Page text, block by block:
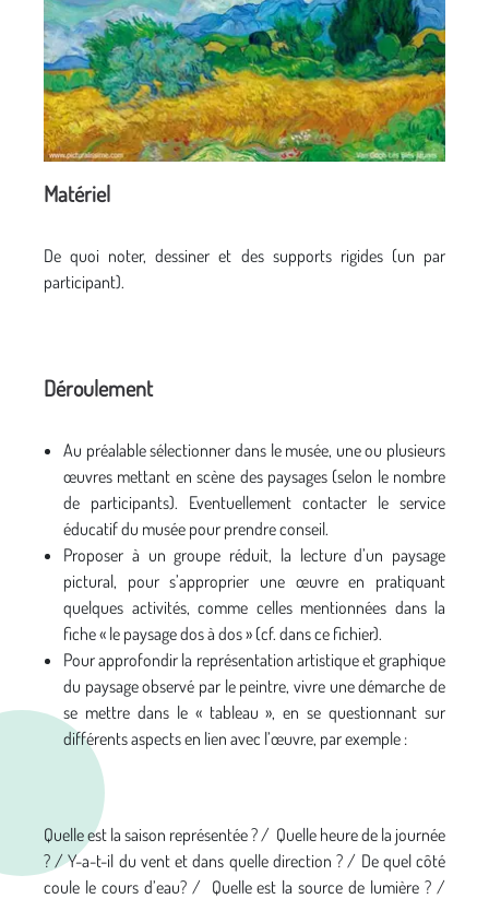
Matériel
De quoi noter, dessiner et des supports rigides (un par
participant).
Déroulement
Au préalable sélectionner dans le musée, une ou plusieurs
œuvres mettant en scène des paysages (selon le nombre
de participants). Eventuellement contacter le service
éducatif du musée pour prendre conseil.
Proposer à un groupe réduit, la lecture d’un paysage
pictural, pour s’approprier une œuvre en pratiquant
quelques activités, comme celles mentionnées dans la
fiche « le paysage dos à dos » (cf. dans ce fichier).
Pour approfondir la représentation artistique et graphique
du paysage observé par le peintre, vivre une démarche de
se mettre dans le « tableau », en se questionnant sur
différents aspects en lien avec l’œuvre, par exemple :
Quelle est la saison représentée ? / Quelle heure de la journée
? / Y-a-t-il du vent et dans quelle direction ? / De quel côté
coule le cours d’eau? / Quelle est la source de lumière ? /